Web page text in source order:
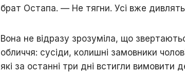
брат Остапа. — Не тягни. Усі вже
Вона не відразу зрозуміла, що
обличчя: сусіди, колишні замовники
які за останні три дні встигли вимовити